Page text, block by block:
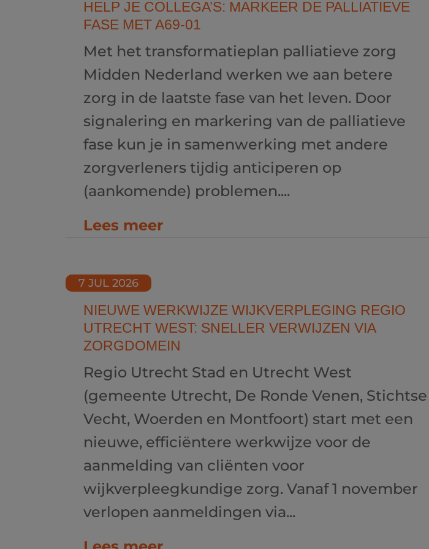
HELP JE COLLEGA’S: MARKEER DE PALLIATIEVE
FASE MET A69-01
Met het transformatieplan palliatieve zorg
Midden Nederland werken we aan betere
zorg in de laatste fase van het leven. Door
signalering en markering van de palliatieve
fase kun je in samenwerking met andere
zorgverleners tijdig anticiperen op
(aankomende) problemen....
Lees meer
NIEUWE WERKWIJZE WIJKVERPLEGING REGIO
UTRECHT WEST: SNELLER VERWIJZEN VIA
ZORGDOMEIN
7 JUL 2026
Regio Utrecht Stad en Utrecht West
(gemeente Utrecht, De Ronde Venen, Stichtse
Vecht, Woerden en Montfoort) start met een
nieuwe, efficiëntere werkwijze voor de
aanmelding van cliënten voor
wijkverpleegkundige zorg. Vanaf 1 november
verlopen aanmeldingen via...